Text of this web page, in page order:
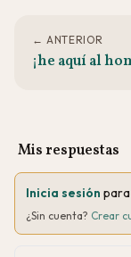
← ANTERIOR
¡he aquí al
Mis respuestas
Inicia sesión
¿Sin cuenta? Crear